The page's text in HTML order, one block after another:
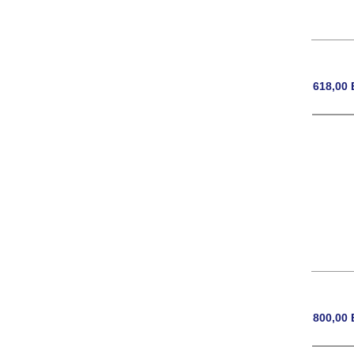
618,00
800,00